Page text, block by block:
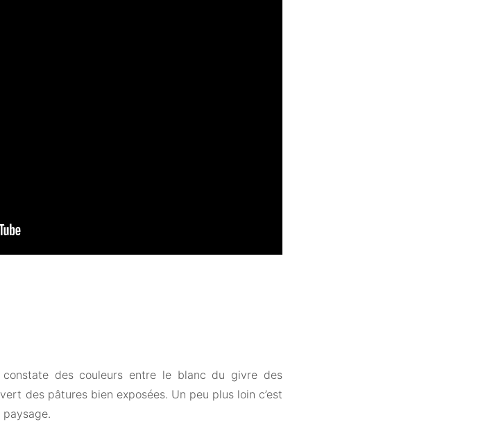
des couleurs entre le blanc du givre des
des pâtures bien exposées. Un peu plus loin c’est
paysage.